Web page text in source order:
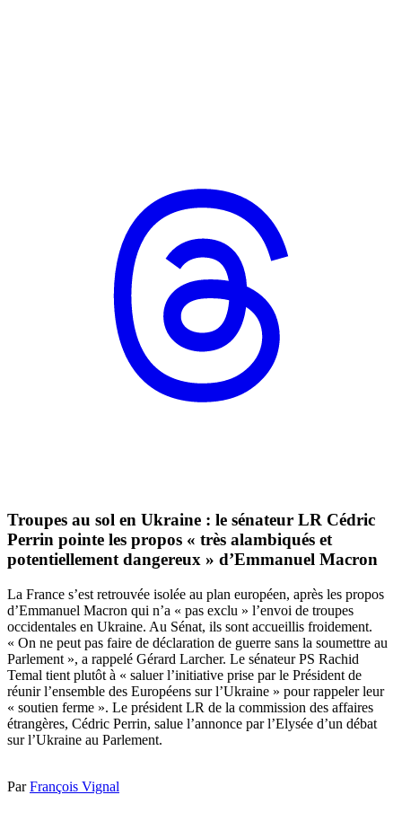
Troupes au sol en Ukraine : le sénateur LR Cédric
Perrin pointe les propos « très alambiqués et
potentiellement dangereux » d’Emmanuel Macron
La France s’est retrouvée isolée au plan européen, après les propos
d’Emmanuel Macron qui n’a « pas exclu » l’envoi de troupes
occidentales en Ukraine. Au Sénat, ils sont accueillis froidement.
« On ne peut pas faire de déclaration de guerre sans la soumettre au
Parlement », a rappelé Gérard Larcher. Le sénateur PS Rachid
Temal tient plutôt à « saluer l’initiative prise par le Président de
réunir l’ensemble des Européens sur l’Ukraine » pour rappeler leur
« soutien ferme ». Le président LR de la commission des affaires
étrangères, Cédric Perrin, salue l’annonce par l’Elysée d’un débat
sur l’Ukraine au Parlement.
ParFrançois Vignal